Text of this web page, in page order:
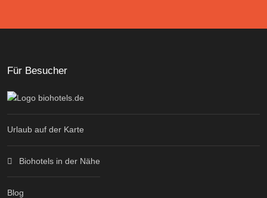
Für Besucher
Urlaub auf der Karte
Biohotels in der Nähe
Blog